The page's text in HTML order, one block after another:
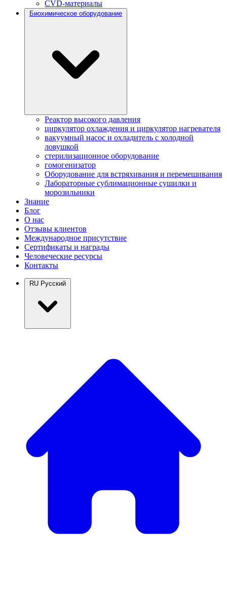
CVD-материалы
Биохимическое оборудование
Реактор высокого давления
циркулятор охлаждения и циркулятор нагревателя
вакуумный насос и охладитель с холодной
ловушкой
стерилизационное оборудование
гомогенизатор
Оборудование для встряхивания и перемешивания
Лабораторные сублимационные сушилки и
морозильники
Знание
Блог
О нас
Отзывы клиентов
Международное присутствие
Сертификаты и награды
Человеческие ресурсы
Контакты
RU Русский